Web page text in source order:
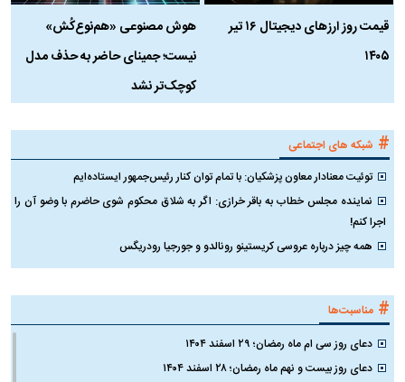
قیمت روز ارز‌های دیجیتال ۱۶ تیر
۱۴۰۵
هوش مصنوعی «هم‌نوع‌کُش»
نیست؛ جمینای حاضر به حذف مدل
کوچک‌تر نشد
# شبکه های اجتماعی
توئیت معنادار معاون پزشکیان: با تمام توان کنار رئیس‌جمهور ایستاده‌ایم
نماینده مجلس خطاب به باقر خرازی: اگر به شلاق محکوم شوی حاضرم با وضو آن را
اجرا کنم!
همه چیز درباره عروسی کریستینو رونالدو و جورجیا رودریگس
# مناسبت‌ها
دعای روز سی ام ماه رمضان؛ ۲۹ اسفند ۱۴۰۴
دعای روز بیست و نهم ماه رمضان؛ ۲۸ اسفند ۱۴۰۴